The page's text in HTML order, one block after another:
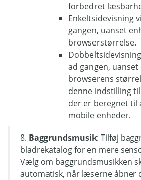
forbedret
Enkeltsidevisning
gangen, uanset
browserstørrelse.
ad gangen,
browserens
denne indstilling
der er beregnet til
mobile enheder.
8. Baggrundsmusik: Tilføj
bladrekatalog for en mere
Vælg om baggrundsmusikken
automatisk, når læserne åbner